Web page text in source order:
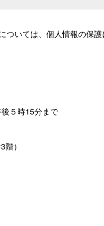
いては、個人情報の保
５時15分まで
）